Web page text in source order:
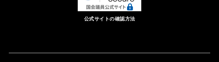
公式サイトの確認方法